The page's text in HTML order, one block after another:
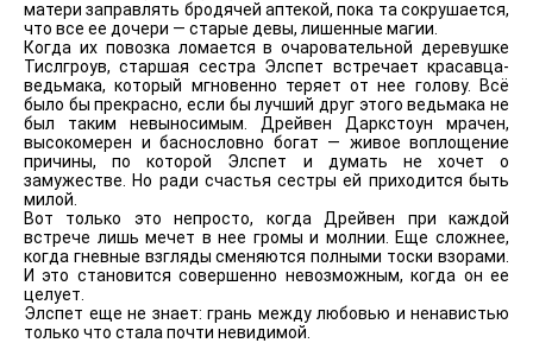
матери заправлять бродячей аптекой, пока та сокрушается,
что все ее дочери — старые девы, лишенные магии.
Когда их повозка ломается в очаровательной деревушке
Тислгроув, старшая сестра Элспет встречает красавца-
ведьмака, который мгновенно теряет от нее голову. Всё
было бы прекрасно, если бы лучший друг этого ведьмака не
был таким невыносимым. Дрейвен Даркстоун мрачен,
высокомерен и баснословно богат — живое воплощение
причины, по которой Элспет и думать не хочет о
замужестве. Но ради счастья сестры ей приходится быть
милой.
Вот только это непросто, когда Дрейвен при каждой
встрече лишь мечет в нее громы и молнии. Еще сложнее,
когда гневные взгляды сменяются полными тоски взорами.
И это становится совершенно невозможным, когда он ее
целует.
Элспет еще не знает: грань между любовью и ненавистью
только что стала почти невидимой.